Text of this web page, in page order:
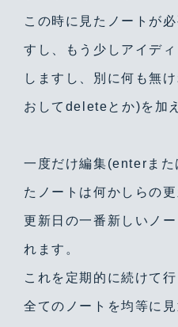
この時に見たノートが
すし、もう少しアイデ
しますし、別に何も無
おしてdeleteとか)を加
一度だけ編集(enterま
たノートは何かしらの
更新日の一番新しいノ
れます。
これを定期的に続けて
全てのノートを均等に